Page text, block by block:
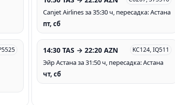
Canjet Airlines за 35:30 ч, пересадка: Астана
пт, сб
14:30 TAS → 22:20 AZN KC124, IQ511
Эйр Астана за 31:50 ч, пересадка: Астана
чт, сб